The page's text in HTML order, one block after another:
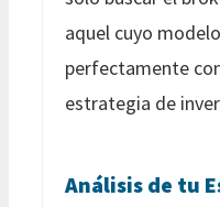
aquel cuyo
perfectamente
estrategia de
Análisis de tu